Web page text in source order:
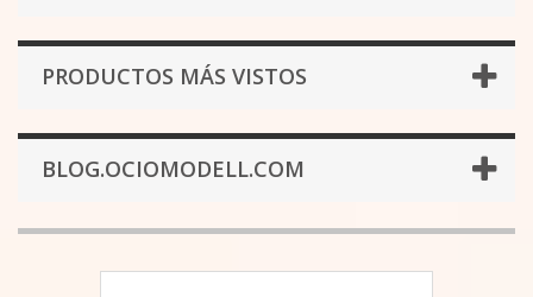
PRODUCTOS MÁS VISTOS
BLOG.OCIOMODELL.COM